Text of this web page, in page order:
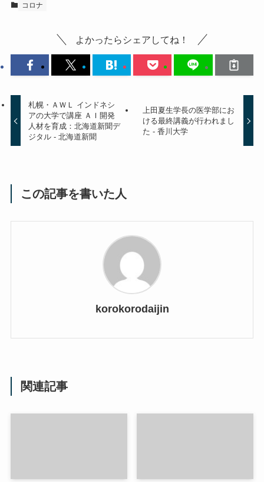
コロナ
よかったらシェアしてね！
札幌・ＡＷＬ インドネシ
アの大学で講座 ＡＩ開発
人材を育成：北海道新聞デ
ジタル - 北海道新聞
上田夏生学長の医学部にお
ける最終講義が行われまし
た - 香川大学
この記事を書いた人
korokorodaijin
関連記事